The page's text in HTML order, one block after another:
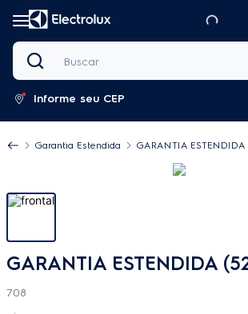
Buscar
Informe seu CEP
Garantia Estendida GARANTIA ESTENDIDA
GARANTIA ESTENDIDA
708